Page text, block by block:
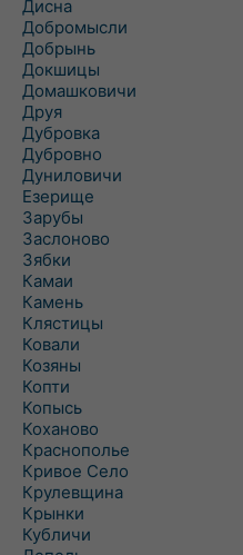
Дисна
Добромысли
Добрынь
Докшицы
Домашковичи
Друя
Дубровка
Дубровно
Дуниловичи
Езерище
Зарубы
Заслоново
Зябки
Камаи
Камень
Клястицы
Ковали
Козяны
Копти
Копысь
Коханово
Краснополье
Кривое Село
Крулевщина
Крынки
Кубличи